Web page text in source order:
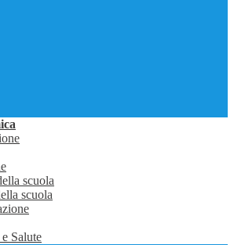
scuola
scuola
Salute